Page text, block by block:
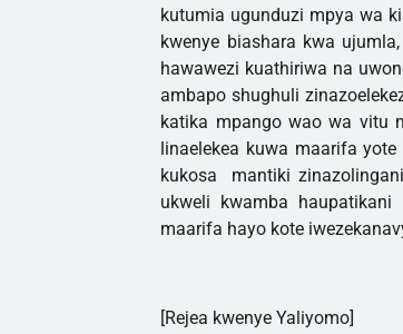
kutumia ugunduzi mpya wa
kwenye biashara kwa
hawawezi kuathiriwa na
ambapo shughuli
katika mpango wao wa vitu
linaelekea kuwa maarifa
kukosa mantiki
ukweli kwamba
maarifa hayo kote
[Rejea kwenye Yaliyomo]